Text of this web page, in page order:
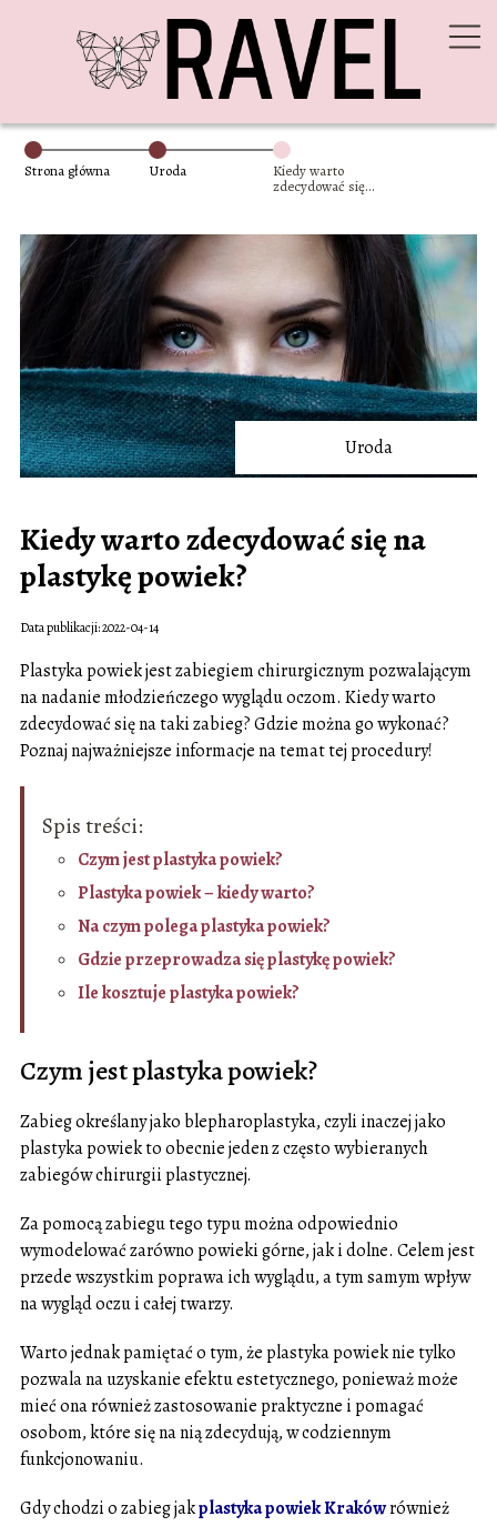
Strona główna Uroda
Kiedy warto
zdecydować się
Uroda
Kiedy warto zdecydować się na
plastykę powiek?
Data publikacji: 2022-04-14
Plastyka powiek jest zabiegiem chirurgicznym pozwalającym
na nadanie młodzieńczego wyglądu oczom. Kiedy warto
zdecydować się na taki zabieg? Gdzie można go wykonać?
Poznaj najważniejsze informacje na temat tej procedury!
Spis treści:
Czym jest plastyka powiek?
Plastyka powiek – kiedy warto?
Na czym polega plastyka powiek?
Gdzie przeprowadza się plastykę powiek?
Ile kosztuje plastyka powiek?
Czym jest plastyka powiek?
Zabieg określany jako blepharoplastyka, czyli inaczej jako
plastyka powiek to obecnie jeden z często wybieranych
zabiegów chirurgii plastycznej.
Za pomocą zabiegu tego typu można odpowiednio
wymodelować zarówno powieki górne, jak i dolne. Celem jest
przede wszystkim poprawa ich wyglądu, a tym samym wpływ
na wygląd oczu i całej twarzy.
Warto jednak pamiętać o tym, że plastyka powiek nie tylko
pozwala na uzyskanie efektu estetycznego, ponieważ może
mieć ona również zastosowanie praktyczne i pomagać
osobom, które się na nią zdecydują, w codziennym
funkcjonowaniu.
Gdy chodzi o zabieg jakplastyka powiek Krakówrównież